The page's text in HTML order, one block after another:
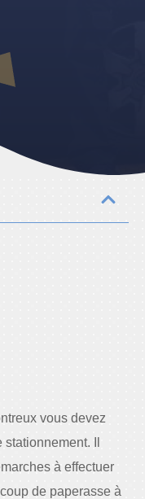
vous devez
Il
à effectuer
de paperasse à